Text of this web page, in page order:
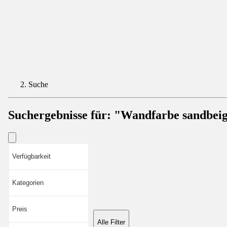
Suche
Suchergebnisse für: "Wandfarbe
Verfügbarkeit
Kategorien
Preis
Alle Filter